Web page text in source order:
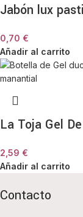
Jabón lux
0,70 €
Añadir al carrito
La Toja Gel
2,59 €
Añadir al carrito
Contacto